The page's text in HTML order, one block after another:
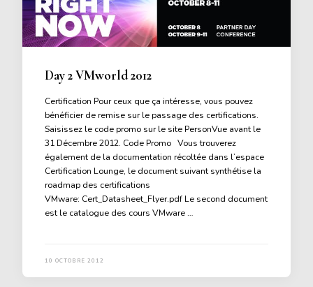
Day 2 VMworld 2012
Certification Pour ceux que ça intéresse, vous pouvez
bénéficier de remise sur le passage des certifications.
Saisissez le code promo sur le site PersonVue avant le
31 Décembre 2012. Code Promo Vous trouverez
également de la documentation récoltée dans l’espace
Certification Lounge, le document suivant synthétise la
roadmap des certifications
VMware: Cert_Datasheet_Flyer.pdf Le second document
est le catalogue des cours VMware …
10 OCTOBRE 2012